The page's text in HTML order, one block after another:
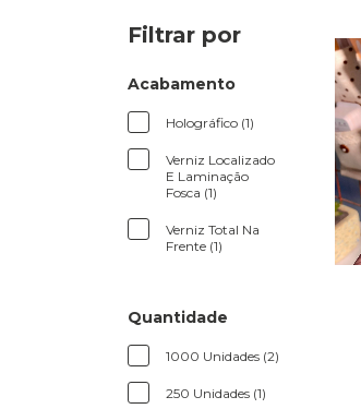
Filtrar por
Acabamento
Holográfico (1)
Verniz Localizado
E Laminação
Fosca (1)
Verniz Total Na
Frente (1)
Quantidade
1000 Unidades (2)
250 Unidades (1)